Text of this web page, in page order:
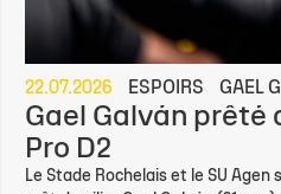
22.07.2026 ESPOIRS GAEL
Gael Galván prêté
Pro D2
Le Stade Rochelais et le SU Agen